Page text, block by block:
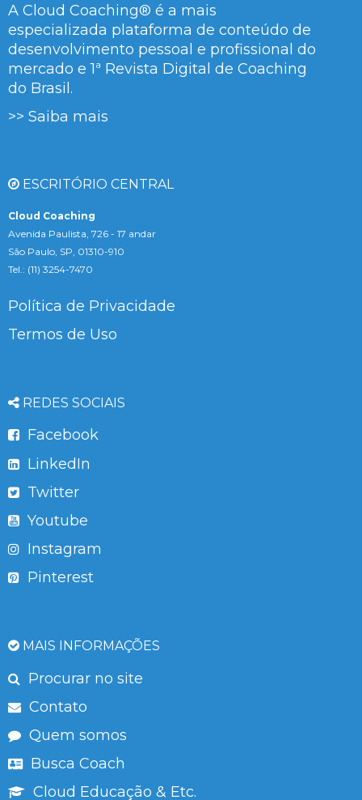
A Cloud Coaching® é a mais
especializada plataforma de conteúdo de
desenvolvimento pessoal e profissional do
mercado e 1ª Revista Digital de Coaching
do Brasil.
>> Saiba mais
ESCRITÓRIO CENTRAL
Cloud Coaching
Avenida Paulista, 726 - 17 andar
São Paulo, SP, 01310-910
Tel.: (11) 3254-7470
Política de Privacidade
Termos de Uso
REDES SOCIAIS
Facebook
LinkedIn
Twitter
Youtube
Instagram
Pinterest
MAIS INFORMAÇÕES
Procurar no site
Contato
Quem somos
Busca Coach
Cloud Educação & Etc.